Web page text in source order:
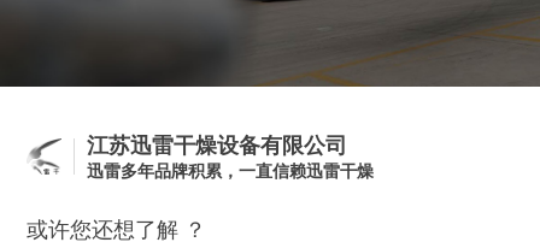
江苏迅雷干燥设备有限公司
迅雷多年品牌积累，一直信赖迅雷干燥
或许您还想了解 ？